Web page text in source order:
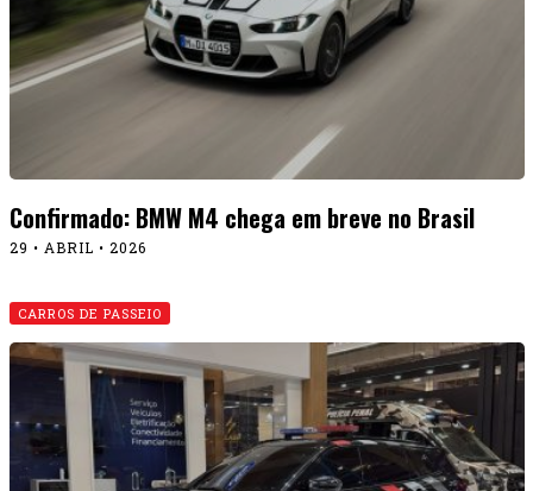
Mais um recorde da Ford, no Brasil
04 • AGOSTO • 2025
Destaques